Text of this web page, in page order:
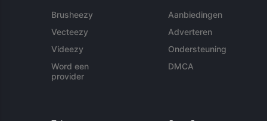
Brusheezy
Vecteezy
Videezy
Word een
provider
Aanbiedingen
Adverteren
Ondersteuning
DMCA